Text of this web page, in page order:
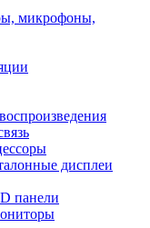
микрофоны,
дисплеи
панели